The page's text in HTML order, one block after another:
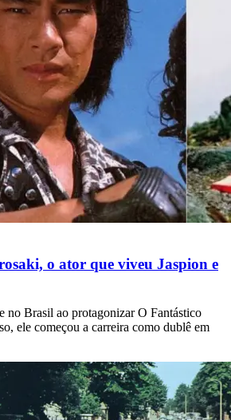
o ator que viveu Jaspion e
no Brasil ao protagonizar O Fantástico
ele começou a carreira como dublê em